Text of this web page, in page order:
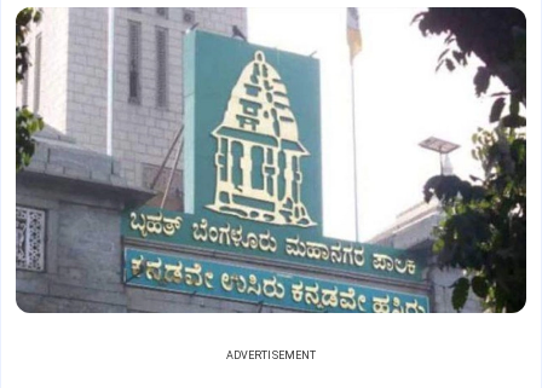
ADVERTISEMENT